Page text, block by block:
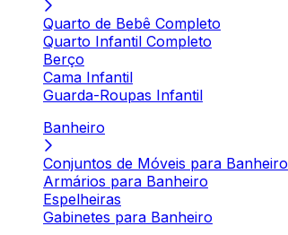
Quarto de Bebê Completo
Quarto Infantil Completo
Berço
Cama Infantil
Guarda-Roupas Infantil
Banheiro
Conjuntos de Móveis para Banheiro
Armários para Banheiro
Espelheiras
Gabinetes para Banheiro